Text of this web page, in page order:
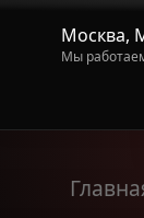
Москва,
Мы